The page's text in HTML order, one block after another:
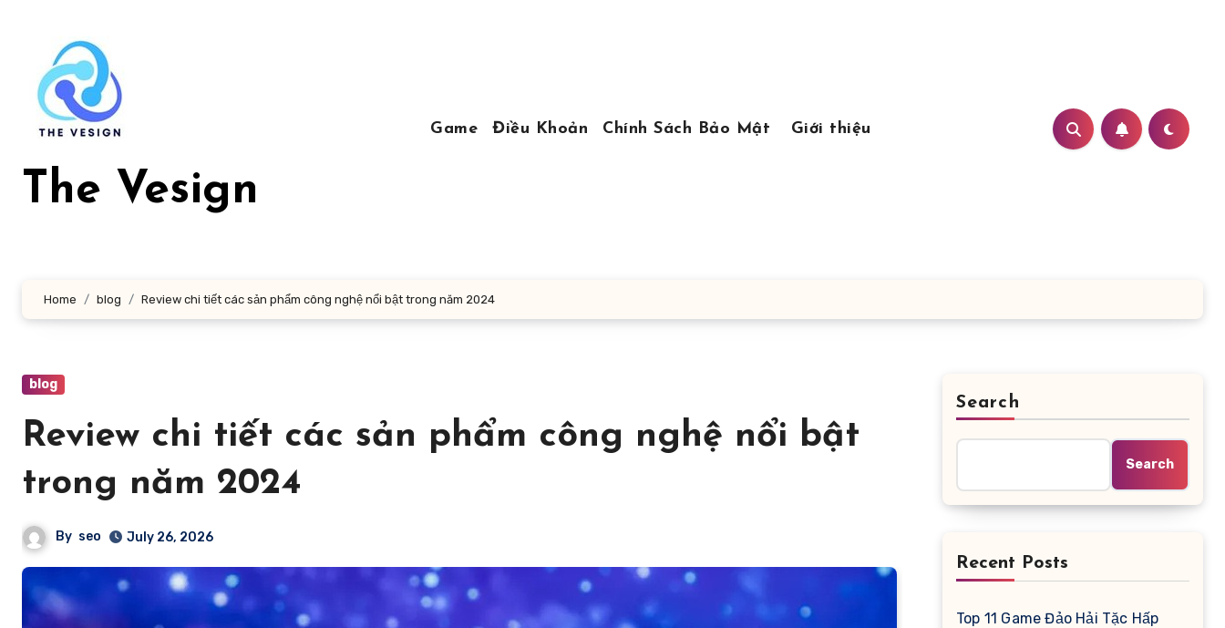
content
The Vesign
Game Điều Khoản Chính Sách Bảo Mật Giới thiệu
Home blog Review chi tiết các sản phẩm công nghệ nổi bật trong năm 2024
blog
Review chi tiết các sản phẩm công nghệ nổi bật
trong năm 2024
By seo July 26, 2026
Search
Search
Recent Posts
Top 11 Game Đảo Hải Tặc Hấp